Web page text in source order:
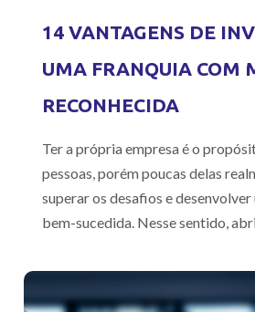
14 VANTAGENS DE
UMA FRANQUIA COM
RECONHECIDA
Ter a própria empresa é o
pessoas, porém poucas delas
superar os desafios e
bem-sucedida. Nesse sentido,